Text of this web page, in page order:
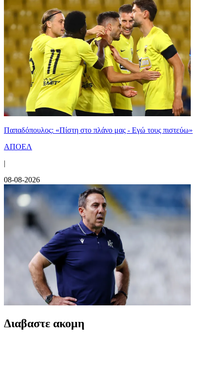
Παπαδόπουλος: «Πίστη στο πλάνο μας - Εγώ τους πιστεύω»
ΑΠΟΕΛ
|
08-08-2026
Διαβαστε ακομη